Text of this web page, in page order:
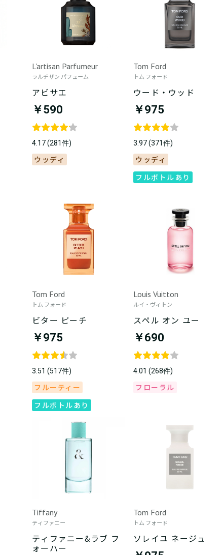
L'artisan Parfumeur
ラルチザン パフューム
アビサエ
￥590
4.17 (281件)
ウッディ
Tom Ford
トム フォード
ウード・ウッド
￥975
3.97 (371件)
ウッディ
フルボトルあり
Tom Ford
トム フォード
ビター ピーチ
￥975
3.51 (517件)
フルーティー
フルボトルあり
Louis Vuitton
ルイ・ヴィトン
スペル オン ユー
￥690
4.01 (268件)
フローラル
Tiffany
ティファニー
ティファニー&ラブ フ
ォーハー
Tom Ford
トム フォード
ソレイユ ネージュ